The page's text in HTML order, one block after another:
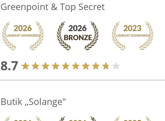
Greenpoint & Top Secret
8.7
Butik ,,Solange"